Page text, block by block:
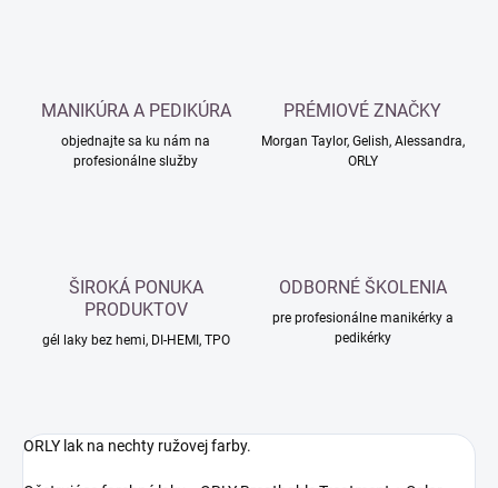
MANIKÚRA A PEDIKÚRA
objednajte sa ku nám na
profesionálne služby
PRÉMIOVÉ ZNAČKY
Morgan Taylor, Gelish, Alessandra,
ORLY
ŠIROKÁ PONUKA
PRODUKTOV
gél laky bez hemi, DI-HEMI, TPO
ODBORNÉ ŠKOLENIA
pre profesionálne manikérky a
pedikérky
ORLY lak na nechty ružovej farby.